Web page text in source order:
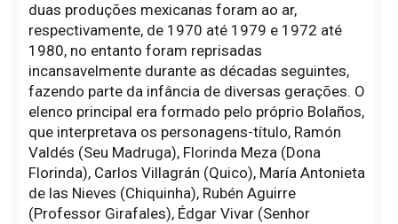
duas produções mexicanas foram ao ar,
respectivamente, de 1970 até 1979 e 1972 até
1980, no entanto foram reprisadas
incansavelmente durante as décadas seguintes,
fazendo parte da infância de diversas gerações. O
elenco principal era formado pelo próprio Bolaños,
que interpretava os personagens-título, Ramón
Valdés (Seu Madruga), Florinda Meza (Dona
Florinda), Carlos Villagrán (Quico), María Antonieta
de las Nieves (Chiquinha), Rubén Aguirre
(Professor Girafales), Édgar Vivar (Senhor